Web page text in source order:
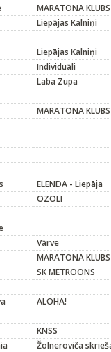
MARATONA KLUBS
Liepājas Kalniņi
Liepājas Kalniņi
Individuāli
Laba Zupa
MARATONA KLUBS
ELENDA - Liepāja
OZOLI
Vārve
MARATONA KLUBS
SK METROONS
ALOHA!
KNSS
Žolneroviča